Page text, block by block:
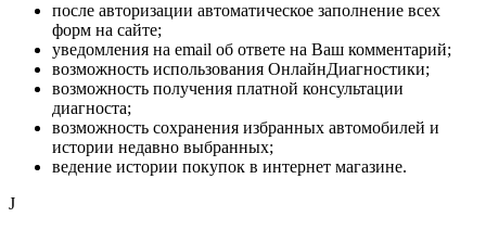
после авторизации автоматическое заполнение всех
форм на сайте;
уведомления на email об ответе на Ваш комментарий;
возможность использования ОнлайнДиагностики;
возможность получения платной консультации
диагноста;
возможность сохранения избранных автомобилей и
истории недавно выбранных;
ведение истории покупок в интернет магазине.
J